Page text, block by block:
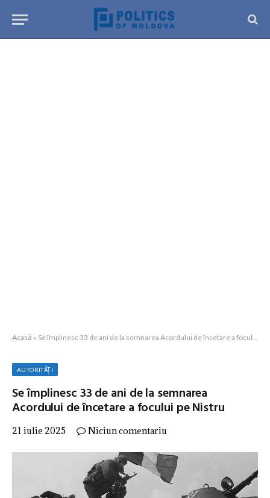
Acasă » Se împlinesc 33 de ani de la semnarea Acordului de încetare a focului pe Nistru
AUTORITĂȚI
Se împlinesc 33 de ani de la semnarea
Acordului de încetare a focului pe Nistru
21 iulie 2025 Niciun comentariu